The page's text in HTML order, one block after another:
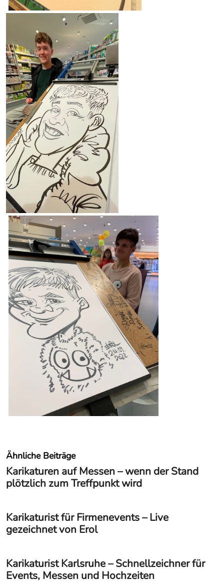
Ähnliche Beiträge
Karikaturen auf Messen – wenn der Stand
plötzlich zum Treffpunkt wird
Karikaturist für Firmenevents – Live
gezeichnet von Erol
Karikaturist Karlsruhe – Schnellzeichner für
Events, Messen und Hochzeiten